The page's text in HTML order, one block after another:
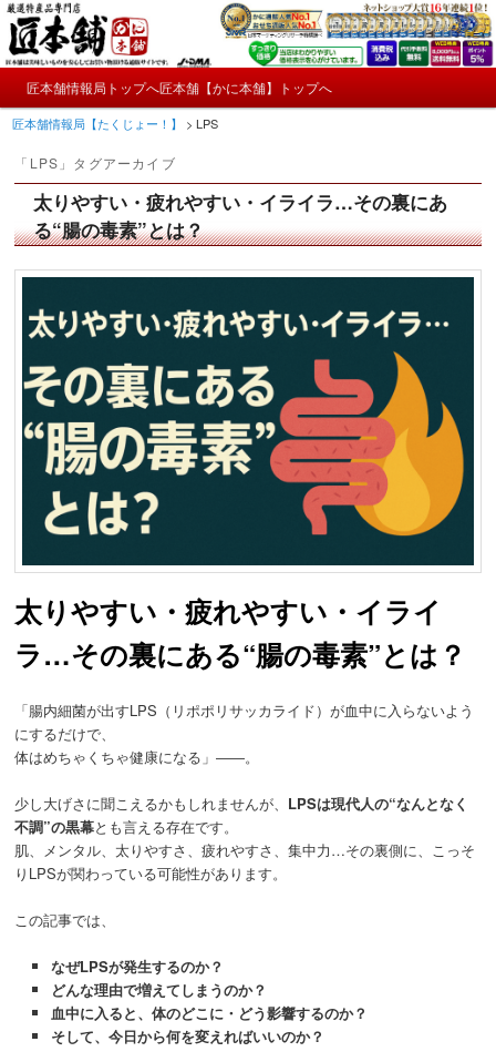
メ
イ
ン
ン
テ
サ
ブ
コ
テ
ン
匠本舗情報局【たくじょー！】
かにやおせちについてのおもしろ情報や興味深い記事をお届けします。
ン
メ
イ
ン
コ
テ
ツ
へ
移
動
サ
ブ
コ
ン
ン
へ
移
動
匠本舗情報局トップへ匠本舗【かに本舗】トップへ
匠本舗情報局【たくじょー！】 >LPS
「 LPS 」タグアーカイブ
太りやすい・疲れやすい・イライラ…その裏にあ
る“腸の毒素”とは？
太りやすい・疲れやすい・イライ
ラ…その裏にある“腸の毒素”とは？
「腸内細菌が出すLPS（リポポリサッカライド）が血中に入らないよう
にするだけで、
体はめちゃくちゃ健康になる」――。
少し大げさに聞こえるかもしれませんが、 LPSは現代人の“なんとなく
不調”の黒幕とも言える存在です。
肌、メンタル、太りやすさ、疲れやすさ、集中力…その裏側に、こっそ
りLPSが関わっている可能性があります。
この記事では、
なぜLPSが発生するのか？
どんな理由で増えてしまうのか？
血中に入ると、体のどこに・どう影響するのか？
そして、今日から何を変えればいいのか？